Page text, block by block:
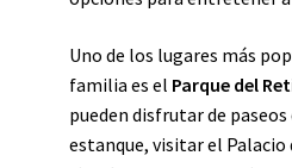
Uno de los lugares más
familia es el Parque del
pueden disfrutar de
estanque, visitar el Palacio